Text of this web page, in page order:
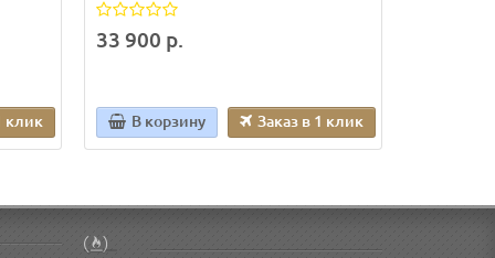
клик
33 900 р.
В корзину Заказ в 1 клик